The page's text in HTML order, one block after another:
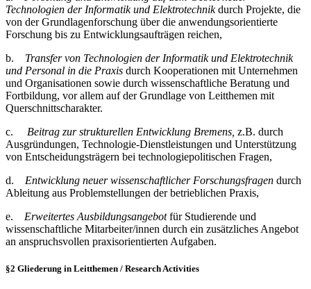
Technologien der Informatik und Elektrotechnikdurch Projekte, die
von der Grundlagenforschung über die anwendungsorientierte
Forschung bis zu Entwicklungsaufträgen reichen,
b. Transfer von Technologien der Informatik und Elektrotechnik
und Personal in die Praxis durch Kooperationen mit Unternehmen
und Organisationen sowie durch wissenschaftliche Beratung und
Fortbildung, vor allem auf der Grundlage von Leitthemen mit
Querschnittscharakter.
c. Beitrag zur strukturellen Entwicklung Bremens, z.B. durch
Ausgründungen, Technologie-Dienstleistungen und Unterstützung
von Entscheidungsträgern bei technologiepolitischen Fragen,
d. Entwicklung neuer wissenschaftlicher Forschungsfragen durch
Ableitung aus Problemstellungen der betrieblichen Praxis,
e. Erweitertes Ausbildungsangebotfür Studierende und
wissenschaftliche Mitarbeiter/innen durch ein zusätzliches Angebot
an anspruchsvollen praxisorientierten Aufgaben.
§2 Gliederung in Leitthemen / Research Activities